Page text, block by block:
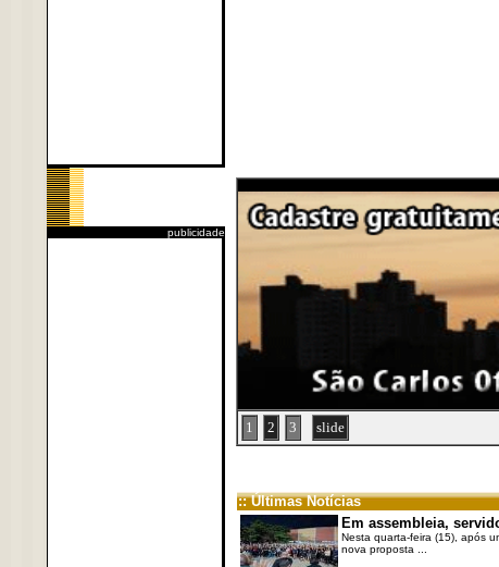
publicidade
1 2 3 slide
:: Últimas Notícias
Em assembleia,
Nesta quarta-feira (15), após
nova proposta ...